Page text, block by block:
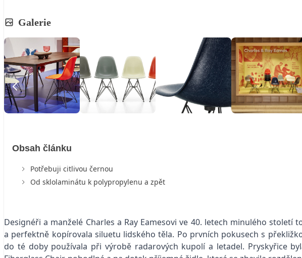
Galerie
Obsah článku
Potřebuji citlivou černou
Od sklolaminátu k polypropylenu a zpět
Designéři a manželé Charles a Ray Eamesovi ve 40. letech minulého
a perfektně kopírovala siluetu lidského těla. Po prvních pokusech s
do té doby používala při výrobě radarových kupolí a letadel. Pryskyřice